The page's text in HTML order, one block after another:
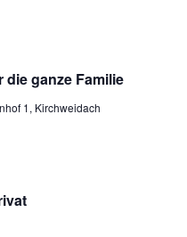
ganze Familie
1, Kirchweidach